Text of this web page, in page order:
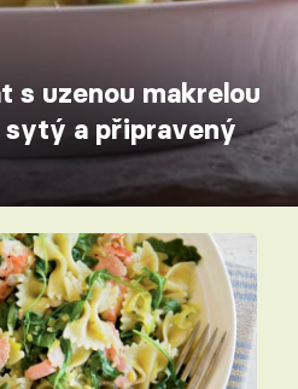
s uzenou makrelou
sytý a připravený